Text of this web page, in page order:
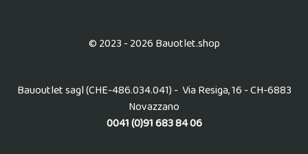
© 2023 - 2026 Bauotlet.shop
Bauoutlet sagl (CHE-486.034.041) - Via Resiga, 16 - CH-6883
Novazzano
0041 (0)91 683 84 06